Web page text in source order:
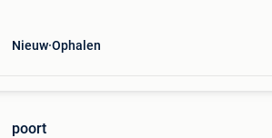
Nieuw Ophalen
poort